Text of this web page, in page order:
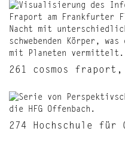
261 cosmos
274 Hochschule für